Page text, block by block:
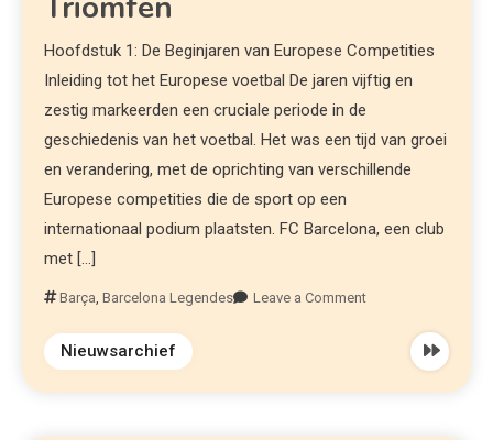
Hoofdstuk 1: De Beginjaren van Europese Competities
Inleiding tot het Europese voetbal De jaren vijftig en
zestig markeerden een cruciale periode in de
geschiedenis van het voetbal. Het was een tijd van groei
en verandering, met de oprichting van verschillende
Europese competities die de sport op een
internationaal podium plaatsten. FC Barcelona, een club
met […]
Barça,Barcelona Legendes Leave a Comment
Nieuwsarchief